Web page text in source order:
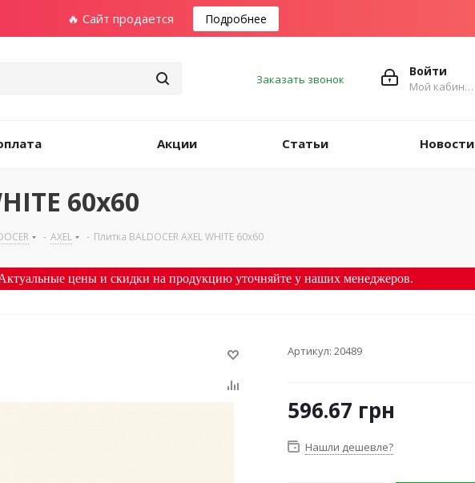
🔥 Сайт продается Подробнее
Войти
Мой кабинет
Заказать звонок
Акции Статьи Новости
60х60
- AXEL - Плитка BALDOCER AXEL WHITE 60х60
цены и скидки на продукцию уточняйте у наших менеджеров.
Артикул: 20489
596.67 грн
Нашли дешевле?